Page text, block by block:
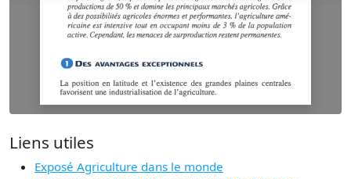
Liens utiles
Exposé Agriculture dans le monde